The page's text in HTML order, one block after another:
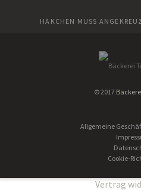
HÄKCHEN MUSS
© 2017
Allgemeine
Cookie-
Vertrag